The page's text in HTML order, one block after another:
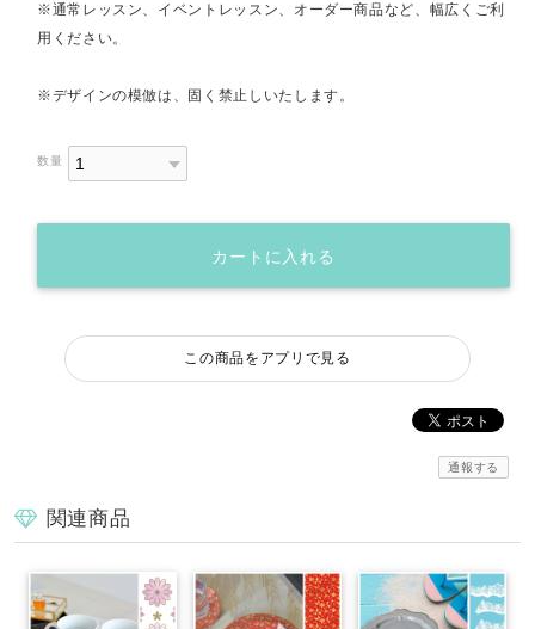
※通常レッスン、イベントレッスン、オーダー商品など、幅広くご利
用ください。
※デザインの模倣は、固く禁止しいたします。
数量
カートに入れる
この商品をアプリで見る
通報する
関連商品